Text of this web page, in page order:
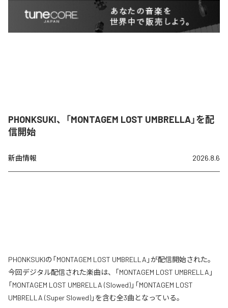
PHONKSUKI、「MONTAGEM LOST UMBRELLA」を配
信開始
新曲情報 2026.8.6
PHONKSUKIの「MONTAGEM LOST UMBRELLA」が配信開始された。
今回デジタル配信された楽曲は、「MONTAGEM LOST UMBRELLA」
「MONTAGEM LOST UMBRELLA (Slowed)」「MONTAGEM LOST
UMBRELLA (Super Slowed)」を含む全3曲となっている。